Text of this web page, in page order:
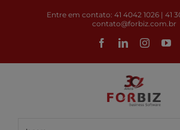
Entre em contato: 41 4042 1026 | 41
contato@forbiz.com.br
FacebookLinkedIn